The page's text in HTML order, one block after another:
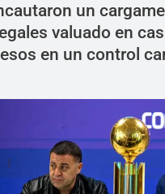
un
valuado en
en un control